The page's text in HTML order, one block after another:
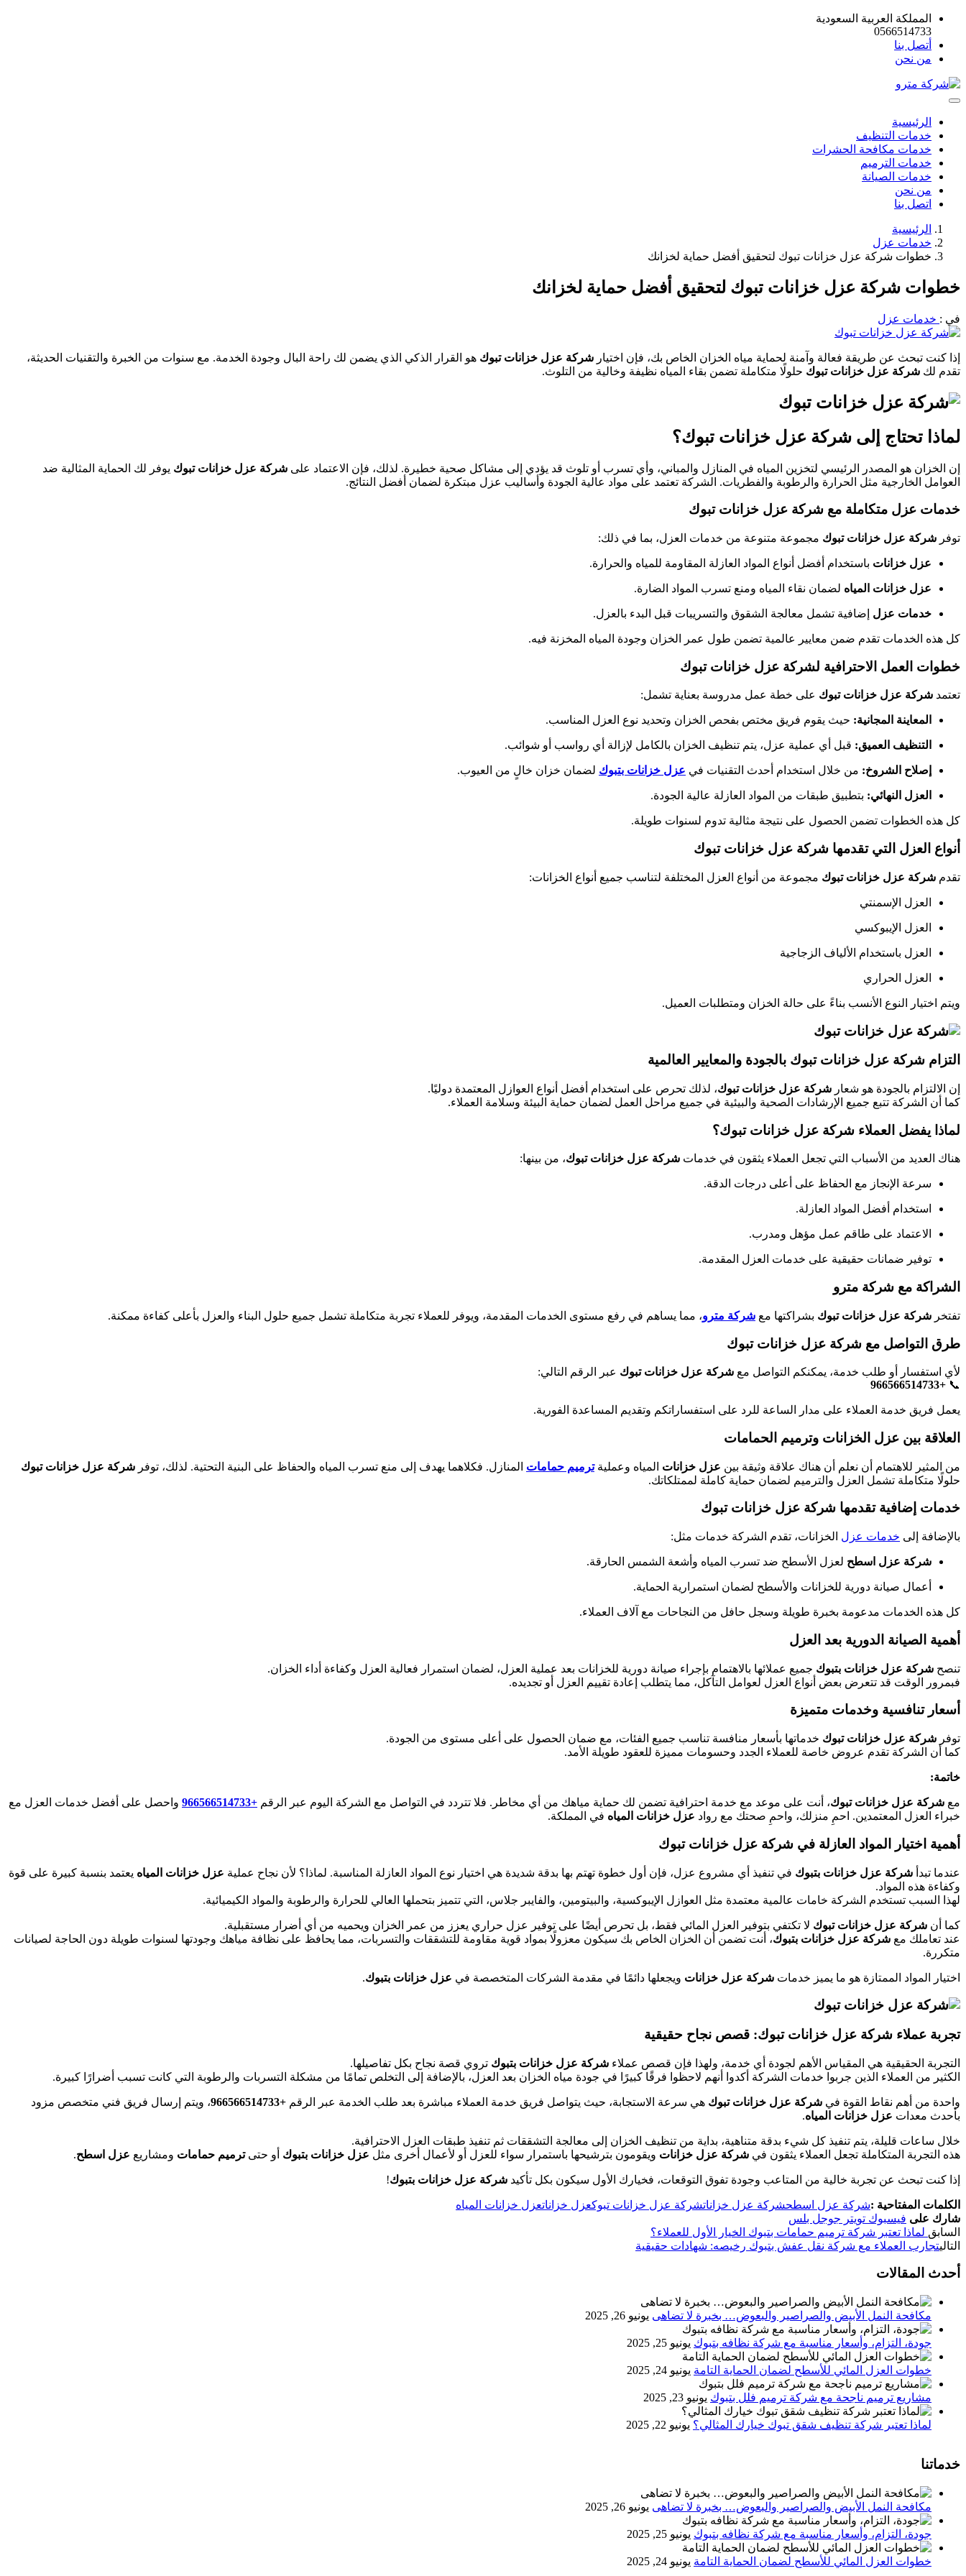
المملكة العربية السعودية
0566514733
أتصل بنا
من نحن
الرئيسية
خدمات التنظيف
خدمات مكافحة الحشرات
خدمات الترميم
خدمات الصيانة
من نحن
اتصل بنا
الرئيسية
خدمات عزل
خطوات شركة عزل خزانات تبوك لتحقيق أفضل حماية لخزانك
خطوات شركة عزل خزانات تبوك لتحقيق أفضل حماية لخزانك
في : خدمات عزل
إذا كنت تبحث عن طريقة فعالة وآمنة لحماية مياه الخزان الخاص بك، فإن اختيار شركة عزل خزانات تبوك هو القرار الذكي الذي يضمن لك راحة البال وجودة الخدمة. مع سنوات من الخبرة والتقنيات الحديثة،
تقدم لك شركة عزل خزانات تبوك حلولًا متكاملة تضمن بقاء المياه نظيفة وخالية من التلوث.
لماذا تحتاج إلى شركة عزل خزانات تبوك؟
إن الخزان هو المصدر الرئيسي لتخزين المياه في المنازل والمباني، وأي تسرب أو تلوث قد يؤدي إلى مشاكل صحية خطيرة. لذلك، فإن الاعتماد على شركة عزل خزانات تبوك يوفر لك الحماية المثالية ضد
العوامل الخارجية مثل الحرارة والرطوبة والفطريات. الشركة تعتمد على مواد عالية الجودة وأساليب عزل مبتكرة لضمان أفضل النتائج.
خدمات عزل متكاملة مع شركة عزل خزانات تبوك
توفر شركة عزل خزانات تبوك مجموعة متنوعة من خدمات العزل، بما في ذلك:
عزل خزانات باستخدام أفضل أنواع المواد العازلة المقاومة للمياه والحرارة.
عزل خزانات المياه لضمان نقاء المياه ومنع تسرب المواد الضارة.
خدمات عزل إضافية تشمل معالجة الشقوق والتسريبات قبل البدء بالعزل.
كل هذه الخدمات تقدم ضمن معايير عالمية تضمن طول عمر الخزان وجودة المياه المخزنة فيه.
خطوات العمل الاحترافية لشركة عزل خزانات تبوك
تعتمد شركة عزل خزانات تبوك على خطة عمل مدروسة بعناية تشمل:
المعاينة المجانية: حيث يقوم فريق مختص بفحص الخزان وتحديد نوع العزل المناسب.
التنظيف العميق: قبل أي عملية عزل، يتم تنظيف الخزان بالكامل لإزالة أي رواسب أو شوائب.
إصلاح الشروخ: من خلال استخدام أحدث التقنيات في عزل خزانات بتبوك لضمان خزان خالٍ من العيوب.
العزل النهائي: بتطبيق طبقات من المواد العازلة عالية الجودة.
كل هذه الخطوات تضمن الحصول على نتيجة مثالية تدوم لسنوات طويلة.
أنواع العزل التي تقدمها شركة عزل خزانات تبوك
تقدم شركة عزل خزانات تبوك مجموعة من أنواع العزل المختلفة لتناسب جميع أنواع الخزانات:
العزل الإسمنتي
العزل الإيبوكسي
العزل باستخدام الألياف الزجاجية
العزل الحراري
ويتم اختيار النوع الأنسب بناءً على حالة الخزان ومتطلبات العميل.
التزام شركة عزل خزانات تبوك بالجودة والمعايير العالمية
إن الالتزام بالجودة هو شعار شركة عزل خزانات تبوك، لذلك تحرص على استخدام أفضل أنواع العوازل المعتمدة دوليًا.
كما أن الشركة تتبع جميع الإرشادات الصحية والبيئية في جميع مراحل العمل لضمان حماية البيئة وسلامة العملاء.
لماذا يفضل العملاء شركة عزل خزانات تبوك؟
هناك العديد من الأسباب التي تجعل العملاء يثقون في خدمات شركة عزل خزانات تبوك، من بينها:
سرعة الإنجاز مع الحفاظ على أعلى درجات الدقة.
استخدام أفضل المواد العازلة.
الاعتماد على طاقم عمل مؤهل ومدرب.
توفير ضمانات حقيقية على خدمات العزل المقدمة.
الشراكة مع شركة مترو
تفتخر شركة عزل خزانات تبوك بشراكتها مع شركة مترو، مما يساهم في رفع مستوى الخدمات المقدمة، ويوفر للعملاء تجربة متكاملة تشمل جميع حلول البناء والعزل بأعلى كفاءة ممكنة.
طرق التواصل مع شركة عزل خزانات تبوك
لأي استفسار أو طلب خدمة، يمكنكم التواصل مع شركة عزل خزانات تبوك عبر الرقم التالي:
📞
+966566514733‎‏
يعمل فريق خدمة العملاء على مدار الساعة للرد على استفساراتكم وتقديم المساعدة الفورية.
العلاقة بين عزل الخزانات وترميم الحمامات
من المثير للاهتمام أن نعلم أن هناك علاقة وثيقة بين عزل خزانات المياه وعمليةترميم حمامات المنازل. فكلاهما يهدف إلى منع تسرب المياه والحفاظ على البنية التحتية. لذلك، توفر شركة عزل خزانات تبوك
حلولًا متكاملة تشمل العزل والترميم لضمان حماية كاملة لممتلكاتك.
خدمات إضافية تقدمها شركة عزل خزانات تبوك
بالإضافة إلى خدمات عزل الخزانات، تقدم الشركة خدمات مثل:
شركة عزل اسطح لعزل الأسطح ضد تسرب المياه وأشعة الشمس الحارقة.
أعمال صيانة دورية للخزانات والأسطح لضمان استمرارية الحماية.
كل هذه الخدمات مدعومة بخبرة طويلة وسجل حافل من النجاحات مع آلاف العملاء.
أهمية الصيانة الدورية بعد العزل
تنصح شركة عزل خزانات بتبوك جميع عملائها بالاهتمام بإجراء صيانة دورية للخزانات بعد عملية العزل، لضمان استمرار فعالية العزل وكفاءة أداء الخزان.
فبمرور الوقت قد تتعرض بعض أنواع العزل لعوامل التآكل، مما يتطلب إعادة تقييم العزل أو تجديده.
أسعار تنافسية وخدمات متميزة
توفر شركة عزل خزانات تبوك خدماتها بأسعار منافسة تناسب جميع الفئات، مع ضمان الحصول على أعلى مستوى من الجودة.
كما أن الشركة تقدم عروض خاصة للعملاء الجدد وحسومات مميزة للعقود طويلة الأمد.
خاتمة:
مع شركة عزل خزانات تبوك، أنت على موعد مع خدمة احترافية تضمن لك حماية مياهك من أي مخاطر. فلا تتردد في التواصل مع الشركة اليوم عبر الرقم +966566514733‎
واحصل على أفضل خدمات العزل مع
خبراء العزل المعتمدين. احمِ منزلك، واحمِ صحتك مع رواد عزل خزانات المياه في المملكة.
أهمية اختيار المواد العازلة في شركة عزل خزانات تبوك
عندما تبدأ شركة عزل خزانات بتبوك في تنفيذ أي مشروع عزل، فإن أول خطوة تهتم بها بدقة شديدة هي اختيار نوع المواد العازلة المناسبة. لماذا؟ لأن نجاح عملية عزل خزانات المياه يعتمد بنسبة كبيرة على قوة
وكفاءة هذه المواد.
لهذا السبب تستخدم الشركة خامات عالمية معتمدة مثل العوازل الإيبوكسية، والبيتومين، والفايبر جلاس، التي تتميز بتحملها العالي للحرارة والرطوبة والمواد الكيميائية.
كما أن شركة عزل خزانات تبوك لا تكتفي بتوفير العزل المائي فقط، بل تحرص أيضًا على توفير عزل حراري يعزز من عمر الخزان ويحميه من أي أضرار مستقبلية.
عند تعاملك مع شركة عزل خزانات بتبوك، أنت تضمن أن الخزان الخاص بك سيكون معزولًا بمواد قوية مقاومة للتشققات والتسربات، مما يحافظ على نظافة مياهك وجودتها لسنوات طويلة دون الحاجة لصيانات
متكررة.
اختيار المواد الممتازة هو ما يميز خدمات شركة عزل خزانات ويجعلها دائمًا في مقدمة الشركات المتخصصة في عزل خزانات بتبوك.
تجربة عملاء شركة عزل خزانات تبوك: قصص نجاح حقيقية
التجربة الحقيقية هي المقياس الأهم لجودة أي خدمة، ولهذا فإن قصص عملاء شركة عزل خزانات بتبوك تروي قصة نجاح بكل تفاصيلها.
الكثير من العملاء الذين جربوا خدمات الشركة أكدوا أنهم لاحظوا فرقًا كبيرًا في جودة مياه الخزان بعد العزل، بالإضافة إلى التخلص تمامًا من مشكلة التسربات والرطوبة التي كانت تسبب أضرارًا كبيرة.
واحدة من أهم نقاط القوة في شركة عزل خزانات تبوك هي سرعة الاستجابة، حيث يتواصل فريق خدمة العملاء مباشرة بعد طلب الخدمة عبر الرقم +966566514733‎‏
، ويتم إرسال فريق فني متخصص مزود
بأحدث معدات عزل خزانات المياه.
خلال ساعات قليلة، يتم تنفيذ كل شيء بدقة متناهية، بداية من تنظيف الخزان إلى معالجة التشققات ثم تنفيذ طبقات العزل الاحترافية.
هذه التجربة المتكاملة تجعل العملاء يثقون في شركة عزل خزانات ويقومون بترشيحها باستمرار سواء للعزل أو لأعمال أخرى مثل عزل خزانات بتبوك أو حتىترميم حمامات ومشاريع عزل اسطح.
إذا كنت تبحث عن تجربة خالية من المتاعب وجودة تفوق التوقعات، فخيارك الأول سيكون بكل تأكيد شركة عزل خزانات بتبوك!
الكلمات المفتاحية :شركة عزل اسطحشركة عزل خزاناتشركة عزل خزانات تبوكعزل خزاناتعزل خزانات المياه
شارك على فيسبوك تويتر جوجل بلس
السابق لماذا تعتبر شركة ترميم حمامات بتبوك الخيار الأول للعملاء؟
التاليتجارب العملاء مع شركة نقل عفش بتبوك رخيصه: شهادات حقيقية
أحدث المقالات
مكافحة النمل الأبيض والصراصير والبعوض… بخبرة لا تضاهى يونيو 26, 2025
جودة، التزام، وأسعار مناسبة مع شركة نظافه بتبوك يونيو 25, 2025
خطوات العزل المائي للأسطح لضمان الحماية التامة يونيو 24, 2025
مشاريع ترميم ناجحة مع شركة ترميم فلل بتبوك يونيو 23, 2025
لماذا تعتبر شركة تنظيف شقق تبوك خيارك المثالي؟ يونيو 22, 2025
خدماتنا
مكافحة النمل الأبيض والصراصير والبعوض… بخبرة لا تضاهى يونيو 26, 2025
جودة، التزام، وأسعار مناسبة مع شركة نظافه بتبوك يونيو 25, 2025
خطوات العزل المائي للأسطح لضمان الحماية التامة يونيو 24, 2025